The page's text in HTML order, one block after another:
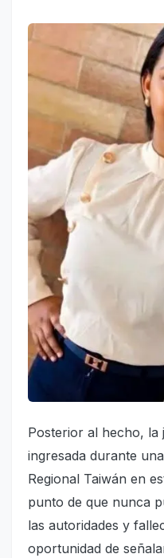
Posterior al hecho, la
ingresada durante
Regional Taiwán en
punto de que nunca
las autoridades y
oportunidad de